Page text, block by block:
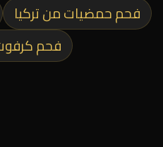
فحم حمضيات من تركيا
فحم